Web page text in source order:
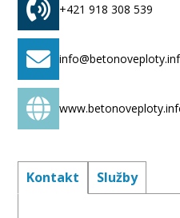
+421 918 308 539
Kontakt Služby